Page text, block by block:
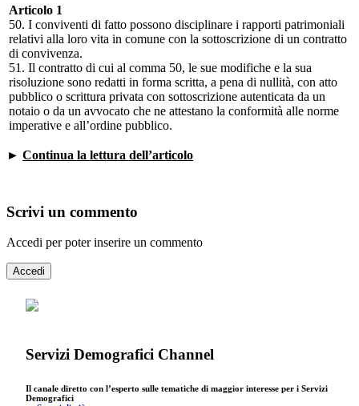
Articolo 1
50. I conviventi di fatto possono disciplinare i rapporti patrimoniali
relativi alla loro vita in comune con la sottoscrizione di un contratto
di convivenza.
51. Il contratto di cui al comma 50, le sue modifiche e la sua
risoluzione sono redatti in forma scritta, a pena di nullità, con atto
pubblico o scrittura privata con sottoscrizione autenticata da un
notaio o da un avvocato che ne attestano la conformità alle norme
imperative e all’ordine pubblico.
► Continua la lettura dell’articolo
Scrivi un commento
Accedi per poter inserire un commento
Accedi
Servizi Demografici Channel
Il canale diretto con l’esperto sulle tematiche di maggior interesse per i Servizi
Demografici